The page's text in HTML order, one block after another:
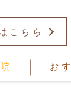
こちら
お